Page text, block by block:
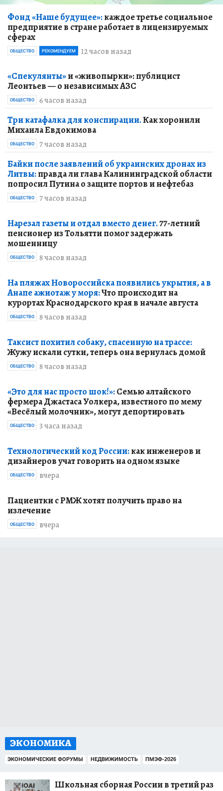
Фонд «Наше будущее»:каждое третье социальное
предприятие в стране работает в лицензируемых
сферах
12 часов назад
ОБЩЕСТВО РЕКОМЕНДУЕМ
«Спекулянты»и «живопырки»: публицист
Леонтьев — о независимых АЗС
6 часов назад
ОБЩЕСТВО
Три катафалка для конспирации.Как хоронили
Михаила Евдокимова
7 часов назад
ОБЩЕСТВО
Байки после заявлений об украинских дронах из
Литвы:правда ли глава Калининградской области
попросил Путина о защите портов и нефтебаз
7 часов назад
ОБЩЕСТВО
Нарезал газеты и отдал вместо денег.77-летний
пенсионер из Тольятти помог задержать
мошенницу
8 часов назад
ОБЩЕСТВО
На пляжах Новороссийска появились укрытия, а в
Анапе ажиотаж у моря:Что происходит на
курортах Краснодарского края в начале августа
8 часов назад
ОБЩЕСТВО
Таксист похитил собаку, спасенную на трассе:
Жужу искали сутки, теперь она вернулась домой
8 часов назад
ОБЩЕСТВО
«Это для нас просто шок!»:Семью алтайского
фермера Джастаса Уолкера, известного по мему
«Весёлый молочник», могут депортировать
3 часа назад
ОБЩЕСТВО
Технологический код России:как инженеров и
дизайнеров учат говорить на одном языке
вчера
ОБЩЕСТВО
Пациентки с РМЖ хотят получить право на
излечение
вчера
ОБЩЕСТВО
ЭКОНОМИКА
ЭКОНОМИЧЕСКИЕ ФОРУМЫ НЕДВИЖИМОСТЬ ПМЭФ-2026
Школьная сборная России в третий раз